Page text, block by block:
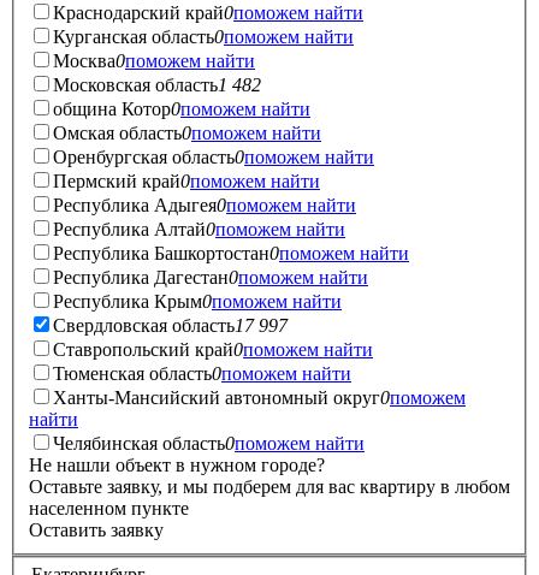
Краснодарский край0поможем найти
Курганская область0поможем найти
Москва0поможем найти
Московская область1 482
община Котор0поможем найти
Омская область0поможем найти
Оренбургская область0поможем найти
Пермский край0поможем найти
Республика Адыгея0поможем найти
Республика Алтай0поможем найти
Республика Башкортостан0поможем найти
Республика Дагестан0поможем найти
Республика Крым0поможем найти
Свердловская область17 997
Ставропольский край0поможем найти
Тюменская область0поможем найти
Ханты-Мансийский автономный округ0поможем
найти
Челябинская область0поможем найти
Не нашли объект в нужном городе?
Оставьте заявку, и мы подберем для вас квартиру в любом
населенном пункте
Оставить заявку